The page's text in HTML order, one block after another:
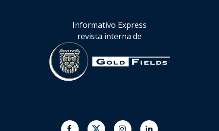
Informativo Express
revista interna de